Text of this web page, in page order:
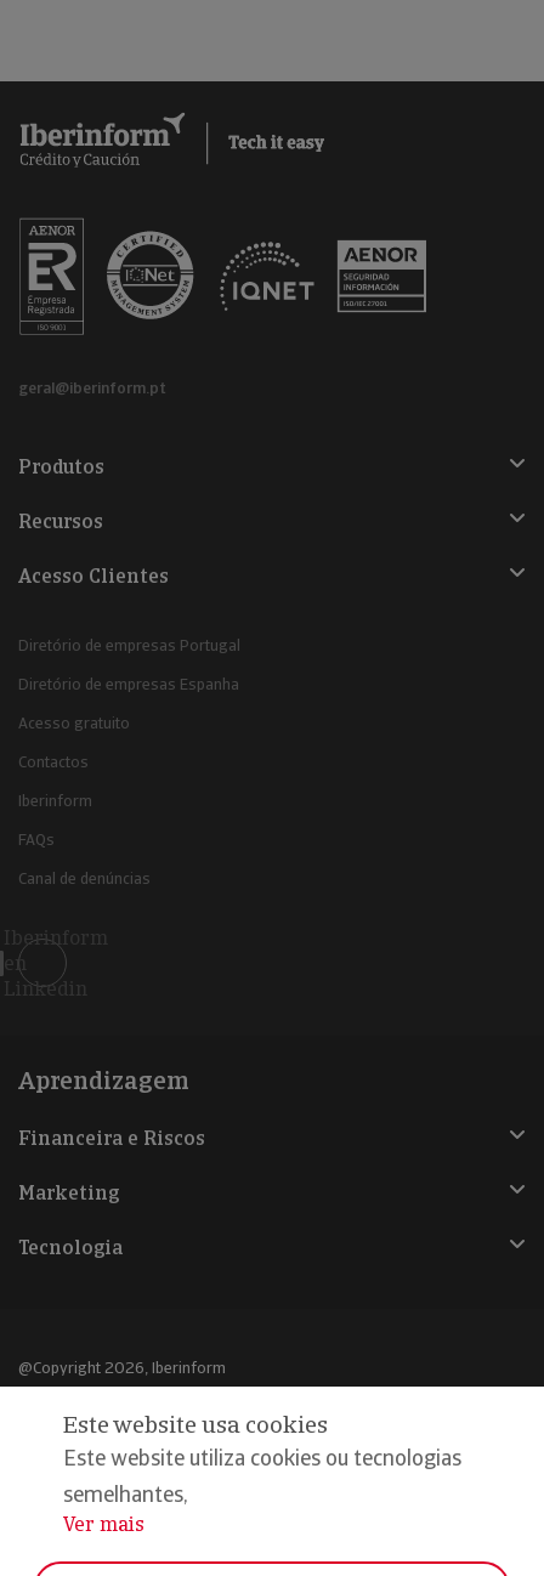
geral@iberinform.pt
Produtos
Recursos
Acesso Clientes
Diretório de empresas Portugal
Diretório de empresas Espanha
Acesso gratuito
Contactos
Iberinform
FAQs
Canal de denúncias
Iberinform
en
Linkedin
Aprendizagem
Financeira e Riscos
Marketing
Tecnologia
@Copyright 2026, Iberinform
Aviso legal
Política de cookies
Declaração de privacidade
Este website usa cookies
Este website utiliza cookies ou tecnologias
semelhantes,
...
Ver mais